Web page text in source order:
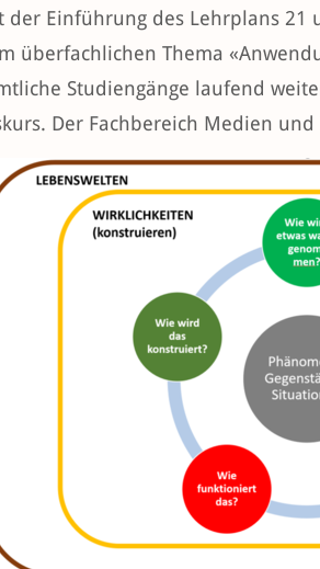
der Einführung des Lehrplans
überfachlichen Thema
Studiengänge laufend
Der Fachbereich Medien